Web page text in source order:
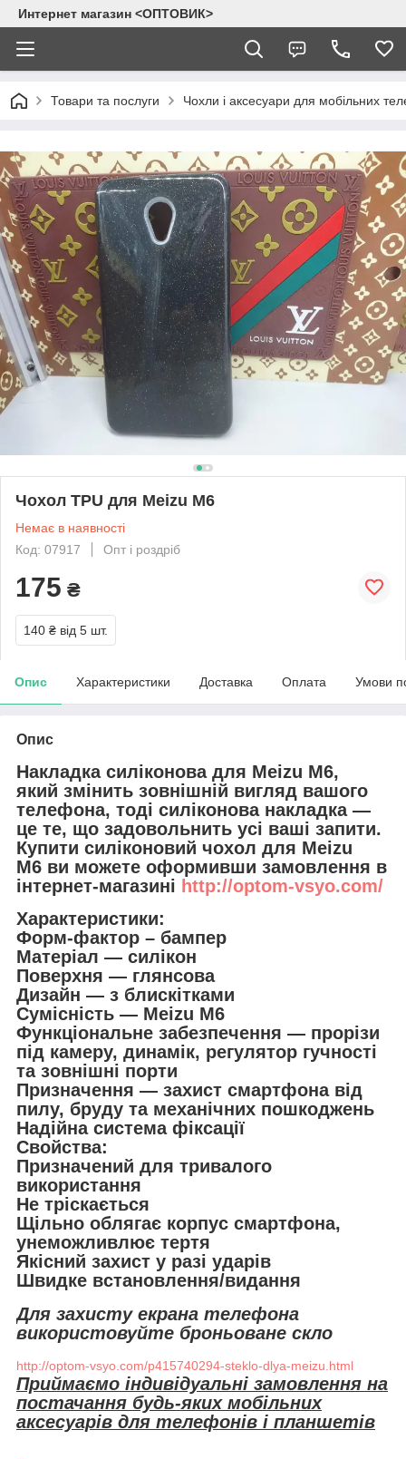
Интернет магазин <ОПТОВИК>
Товари та послуги Чохли і аксесуари для мобільних
Чохол TPU для Meizu M6
Немає в наявності
Код: 07917
Опт і роздріб
175 ₴
140 ₴ від 5 шт.
Опис Характеристики Доставка Оплата Умови
Опис
Накладка силіконова для Meizu M6,
який змінить зовнішній вигляд вашого
телефона, тоді силіконова накладка —
це те, що задовольнить усі ваші запити.
Купити силіконовий чохол для Meizu
M6 ви можете оформивши замовлення в
інтернет-магазині http://optom-vsyo.com/
Характеристики:
Форм-фактор – бампер
Матеріал — силікон
Поверхня — глянсова
Дизайн — з блискітками
Сумісність — Meizu M6
Функціональне забезпечення — прорізи
під камеру, динамік, регулятор гучності
та зовнішні порти
Призначення — захист смартфона від
пилу, бруду та механічних пошкоджень
Надійна система фіксації
Свойства:
Призначений для тривалого
використання
Не тріскається
Щільно облягає корпус смартфона,
унеможливлює тертя
Якісний захист у разі ударів
Швидке встановлення/видання
Для захисту екрана телефона
використовуйте броньоване скло
http://optom-vsyo.com/p415740294-steklo-dlya-meizu.html
Приймаємо індивідуальні замовлення на
постачання будь-яких мобільних
аксесуарів для телефонів і планшетів